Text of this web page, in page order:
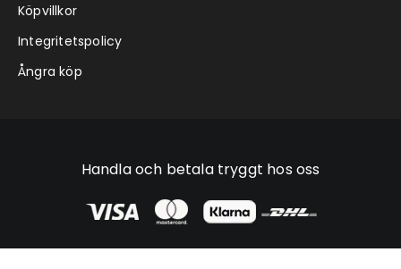
Köpvillkor
Integritetspolicy
Ångra köp
Handla och betala tryggt hos oss